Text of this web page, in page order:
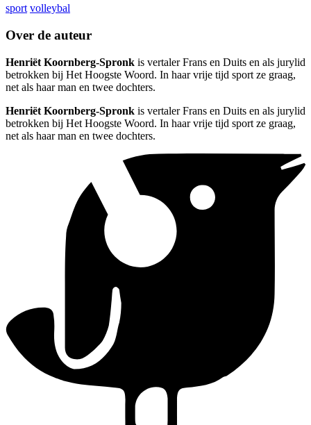
sport volleybal
Over de auteur
Henriët Koornberg-Spronk is vertaler Frans en Duits en als jurylid
betrokken bij Het Hoogste Woord. In haar vrije tijd sport ze graag,
net als haar man en twee dochters.
Henriët Koornberg-Spronk is vertaler Frans en Duits en als jurylid
betrokken bij Het Hoogste Woord. In haar vrije tijd sport ze graag,
net als haar man en twee dochters.